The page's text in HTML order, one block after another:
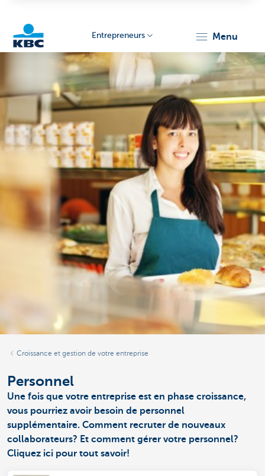
Entrepreneurs menu
Croissance et gestion de votre entreprise
Personnel
Une fois que votre entreprise est en phase croissance,
vous pourriez avoir besoin de personnel
supplémentaire. Comment recruter de nouveaux
collaborateurs? Et comment gérer votre personnel?
Cliquez ici pour tout savoir!